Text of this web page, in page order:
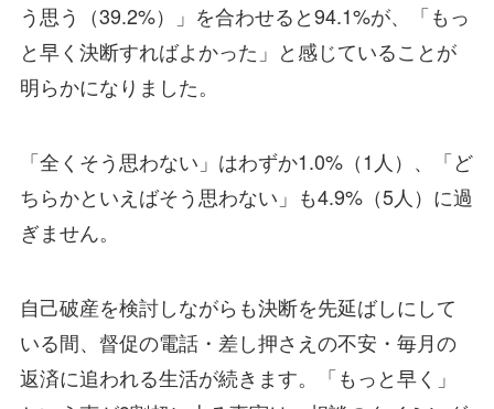
う思う（39.2%）」を合わせると94.1%が、「もっ
と早く決断すればよかった」と感じていることが
明らかになりました。
「全くそう思わない」はわずか1.0%（1人）、「ど
ちらかといえばそう思わない」も4.9%（5人）に過
ぎません。
自己破産を検討しながらも決断を先延ばしにして
いる間、督促の電話・差し押さえの不安・毎月の
返済に追われる生活が続きます。「もっと早く」